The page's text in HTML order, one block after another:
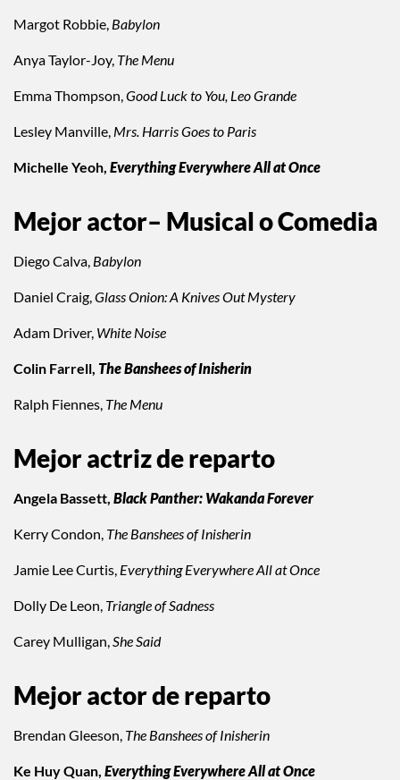
Margot Robbie, Babylon
Anya Taylor-Joy, The Menu
Emma Thompson, Good Luck to You, Leo Grande
Lesley Manville, Mrs. Harris Goes to Paris
Michelle Yeoh, Everything Everywhere All at Once
Mejor actor– Musical o Comedia
Diego Calva, Babylon
Daniel Craig, Glass Onion: A Knives Out Mystery
Adam Driver, White Noise
Colin Farrell, The Banshees of Inisherin
Ralph Fiennes, The Menu
Mejor actriz de reparto
Angela Bassett, Black Panther: Wakanda Forever
Kerry Condon, The Banshees of Inisherin
Jamie Lee Curtis, Everything Everywhere All at Once
Dolly De Leon, Triangle of Sadness
Carey Mulligan, She Said
Mejor actor de reparto
Brendan Gleeson, The Banshees of Inisherin
Ke Huy Quan, Everything Everywhere All at Once